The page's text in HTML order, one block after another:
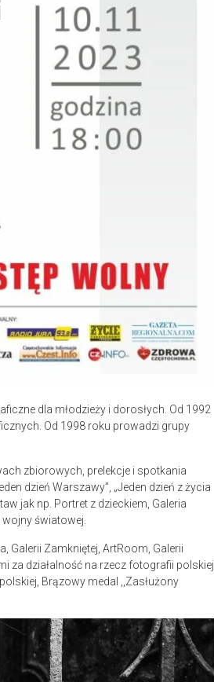
dla młodzieży i dorosłych. Od 1992
Od 1998 roku prowadzi grupy
zbiorowych, prelekcje i spotkania
dzień Warszawy”, „Jeden dzień z życia
jak np. Portret z dzieckiem, Galeria
światowej.
Galerii Zamkniętej, ArtRoom, Galerii
za działalność na rzecz fotografii polskiej
Brązowy medal ,,Zasłużony